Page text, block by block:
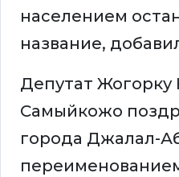
населением
название,
Депутат
Самыйкожо
города Джалал-